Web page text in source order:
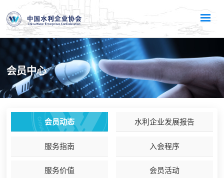
会员中心
会员动态 水利企业发展报告
服务指南 入会程序
服务价值 会员活动